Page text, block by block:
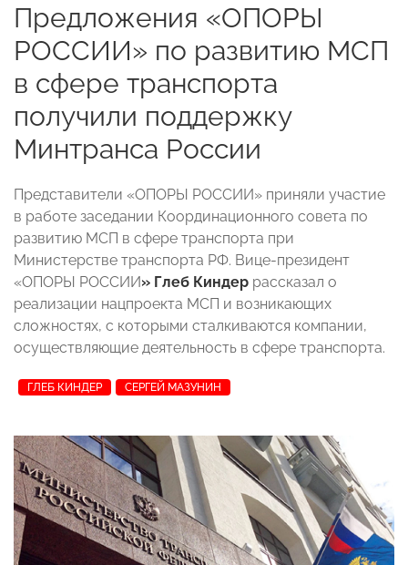
Предложения «ОПОРЫ
РОССИИ» по развитию МСП
в сфере транспорта
получили поддержку
Минтранса России
Представители «ОПОРЫ РОССИИ» приняли участие
в работе заседании Координационного совета по
развитию МСП в сфере транспорта при
Министерстве транспорта РФ. Вице-президент
«ОПОРЫ РОССИИ» Глеб Киндер рассказал о
реализации нацпроекта МСП и возникающих
сложностях, с которыми сталкиваются компании,
осуществляющие деятельность в сфере транспорта.
ГЛЕБ КИНДЕР СЕРГЕЙ МАЗУНИН